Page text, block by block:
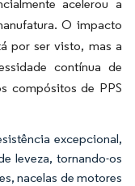
acelerou a
O impacto
por ser visto, mas a
contínua de
compósitos de PPS
excepcional,
leveza, tornando-os
nacelas de motores